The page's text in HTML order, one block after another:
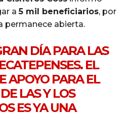
a5 mil beneficiarios, por
permanece abierta.
DÍA PARA LAS
EL
APOYO PARA EL
LAS Y LOS
ES YA UNA